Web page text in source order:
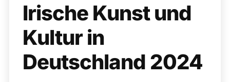
Irische Kunst und
Kultur in
Deutschland 2024